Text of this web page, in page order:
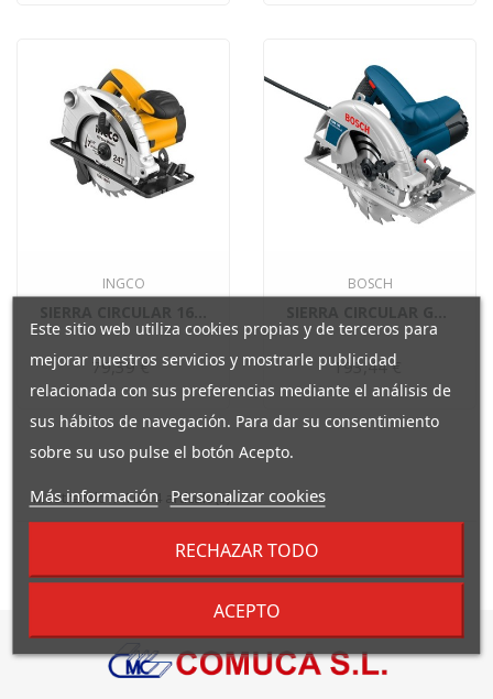
INGCO
79,39 € Precio
BOSCH
193,44 €
Mostrando 1-4 de 4 artículo(s)
Este sitio web utiliza cookies propias y de terceros para
mejorar nuestros servicios y mostrarle publicidad
relacionada con sus preferencias mediante el análisis de
sus hábitos de navegación. Para dar su consentimiento
sobre su uso pulse el botón Acepto.
Más información Personalizar cookies
RECHAZAR TODO
ACEPTO